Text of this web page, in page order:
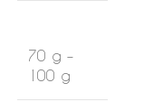
70 g –
100 g